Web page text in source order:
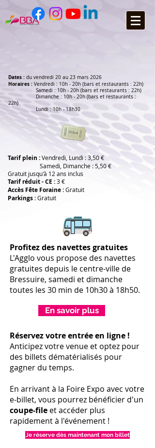
Dates : du vendredi 20 au 23 mars 2026
Horaires : Vendredi : 10h - 20h (bars et restaurants : 22h)
Samedi : 10h - 20h (bars et restaurants : 22h)
Dimanche : 10h - 20h (bars et restaurants :
22h)
Lundi : 10h - 18h30
Tarif plein :Vendredi, Lundi : 3,50 €
Samedi, Dimanche : 5,50 €
Gratuit jusqu'à 12 ans inclus
Tarif réduit - CE :3 €
Accès Fête Foraine :Gratuit
Parkings :Gratuit
Profitez des navettes gratuites
L'Agglo vous propose des navettes
gratuites depuis le centre-ville de
Bressuire, samedi et dimanche
toutes les 30 min de 10h30 à 18h50.
En savoir plus
Réservez votre entrée en ligne !
Anticipez votre venue et optez pour
des billets dématérialisés pour
gagner du temps.
En arrivant à la Foire Expo avec votre
e-billet, vous pourrez bénéficier d'un
coupe-file et accéder plus
rapidement à l'événement !
Je réserve dès maintenant mon billet